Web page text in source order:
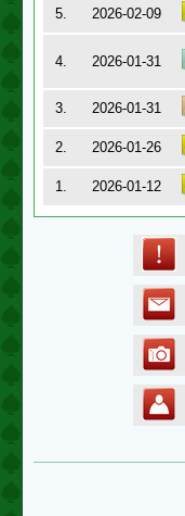
5.
2026-02-09
4. 2026-01-31
3.
2026-01-31
2.
2026-01-26
1.
2026-01-12